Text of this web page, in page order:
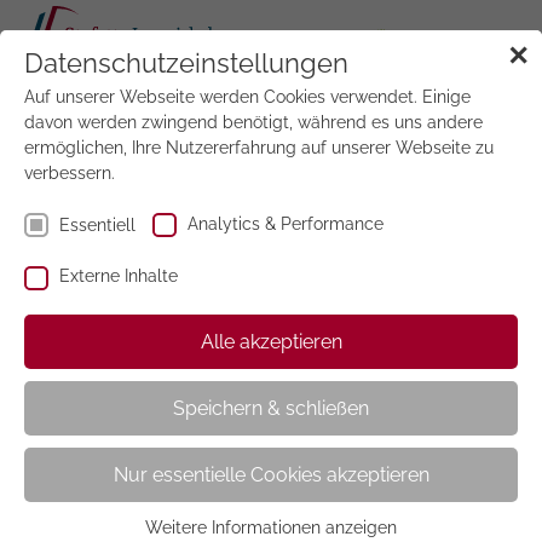
Jetzt
testen
Frau im Leben
✕
Datenschutzeinstellungen
Auf unserer Webseite werden Cookies verwendet. Einige
davon werden zwingend benötigt, während es uns andere
ermöglichen, Ihre Nutzererfahrung auf unserer Webseite zu
verbessern.
Essentiell Analytics & Performance
Externe Inhalte
Alle akzeptieren
Speichern & schließen
Nur essentielle Cookies akzeptieren
Weitere Informationen anzeigen